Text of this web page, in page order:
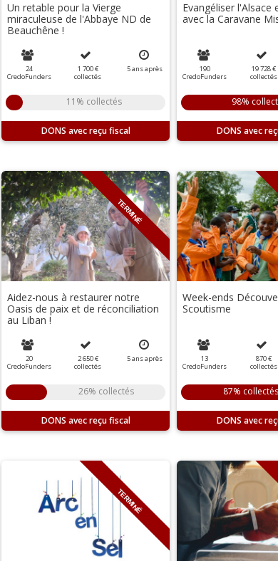
Un retable pour la Vierge
miraculeuse de l'Abbaye ND de
Beauchêne !
24
CredoFunders
1 700 €
collectés
5ansaprès
11% collectés
DONS
Evangéliser l'Alsace
avec la Caravane
190
CredoFunders
19 728 €
collectés
98%
DONS
TERMINÉ
Aidez-nous à restaurer notre
Oasis de paix et de réconciliation
au Liban !
20
CredoFunders
2 650 €
collectés
5ansaprès
26% collectés
DONS
Week-ends
Scoutisme
13
CredoFunders
870 €
collectés
87% collectés
DONS
TERMINÉ